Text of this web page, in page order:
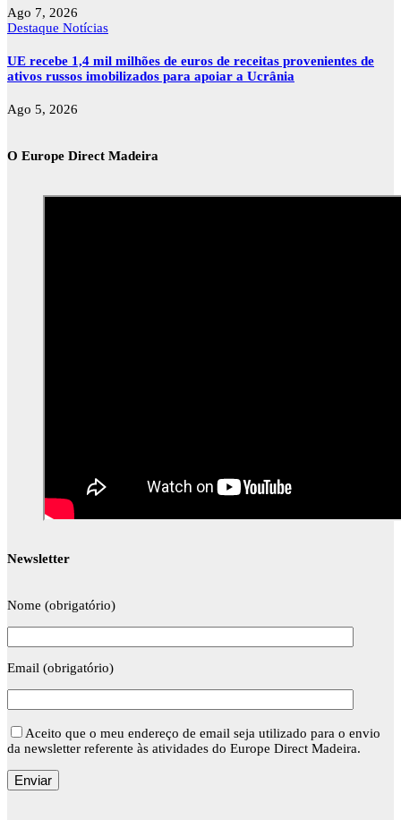
Ago 7, 2026
Destaque Notícias
UE recebe 1,4 mil milhões de euros de receitas provenientes de
ativos russos imobilizados para apoiar a Ucrânia
Ago 5, 2026
O Europe Direct Madeira
Newsletter
Nome (obrigatório)
Email (obrigatório)
Aceito que o meu endereço de email seja utilizado para o envio
da newsletter referente às atividades do Europe Direct Madeira.